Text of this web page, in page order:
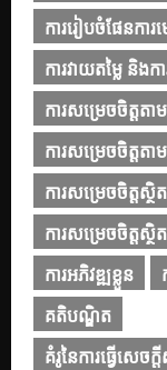
ការរៀបចំផែនការ
ការវាយតម្លៃ និងក
ការសម្រេចចិត្ត
ការសម្រេចចិត្ត
ការសម្រេចចិត្តស្
ការសម្រេចចិត្តស្
ការអភិវឌ្ឍខ្លួន
គតិបណ្ឌិត
គំរូនៃការធ្វើសេច